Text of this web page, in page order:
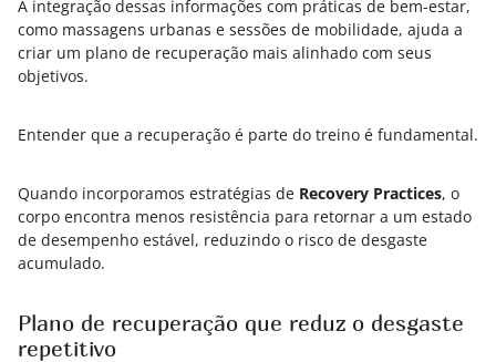
A integração dessas informações com práticas de bem-estar,
como massagens urbanas e sessões de mobilidade, ajuda a
criar um plano de recuperação mais alinhado com seus
objetivos.
Entender que a recuperação é parte do treino é fundamental.
Quando incorporamos estratégias de Recovery Practices, o
corpo encontra menos resistência para retornar a um estado
de desempenho estável, reduzindo o risco de desgaste
acumulado.
Plano de recuperação que reduz o desgaste
repetitivo